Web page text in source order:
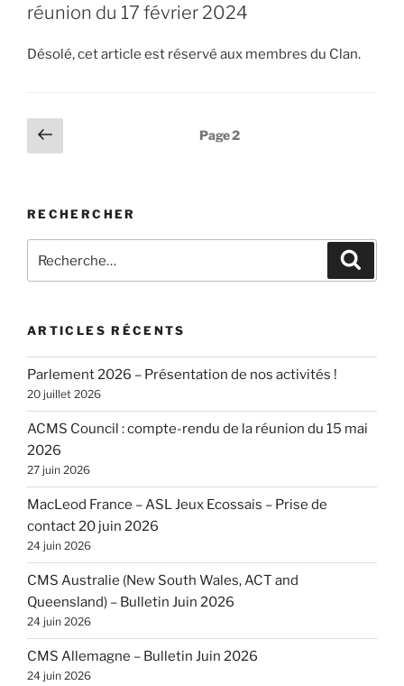
réunion du 17 février 2024
Désolé, cet article est réservé aux membres du Clan.
Pagination
des
Page
précédente
Page2
RECHERCHER
pour
ARTICLES RÉCENTS
Parlement 2026 – Présentation de nos activités !
20 juillet 2026
ACMS Council : compte-rendu de la réunion du 15 mai
2026
27 juin 2026
MacLeod France – ASL Jeux Ecossais – Prise de
contact 20 juin 2026
24 juin 2026
CMS Australie (New South Wales, ACT and
Queensland) – Bulletin Juin 2026
24 juin 2026
CMS Allemagne – Bulletin Juin 2026
24 juin 2026